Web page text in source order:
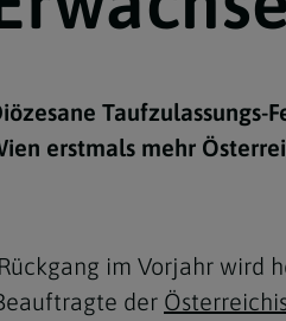
Ökumene
Pfarren
Taufzulassungs-
erstmals mehr
im Vorjahr wird
der